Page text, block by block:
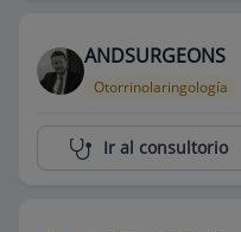
ANDSURGEONS
Otorrinolaringología
Centro Médico Teknon
Ir al consultorio